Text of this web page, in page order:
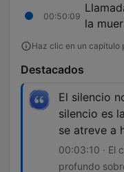
00:50:09
la
Haz clic en un capítulo
Destacados
El silencio
silencio es
se atreve a
00:03:10 · El
profundo